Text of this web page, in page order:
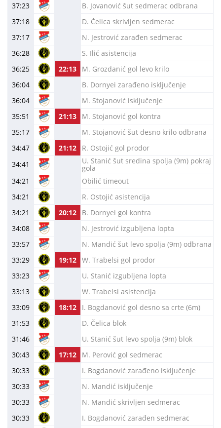
37:23
B. Jovanović šut sedmerac odbrana
37:18
D. Čelica skrivljen sedmerac
37:17
N. Jestrović zarađen sedmerac
36:28
S. Ilić asistencija
36:25
22:13
M. Grozdanić gol levo krilo
36:04
B. Dornyei zarađeno isključenje
36:04
M. Stojanović isključenje
35:51
21:13
M. Stojanović gol kontra
35:17
M. Stojanović šut desno krilo odbrana
34:47
21:12
R. Ostojić gol prodor
34:41
U. Stanić šut sredina spolja (9m) pokraj
gola
34:21
Obilić timeout
34:21
R. Ostojić asistencija
34:21
20:12
B. Dornyei gol kontra
34:08
N. Jestrović izgubljena lopta
33:57
N. Mandić šut levo spolja (9m) odbrana
33:29
19:12 W. Trabelsi gol prodor
33:23
U. Stanić izgubljena lopta
33:13
W. Trabelsi asistencija
33:09
18:12
I. Bogdanović gol desno sa crte (6m)
31:53
D. Čelica blok
31:46
U. Stanić šut levo spolja (9m) blok
30:43
17:12
M. Perović gol sedmerac
30:33
I. Bogdanović zarađeno isključenje
30:33
N. Mandić isključenje
30:33
N. Mandić skrivljen sedmerac
30:33
I. Bogdanović zarađen sedmerac